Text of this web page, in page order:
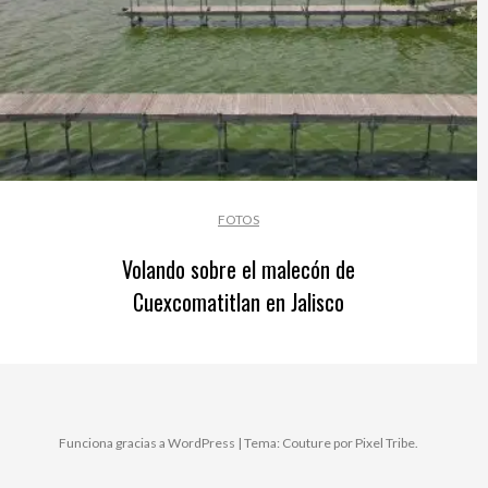
FOTOS
Volando sobre el malecón de
Cuexcomatitlan en Jalisco
Funciona gracias a WordPress | Tema: Couture por Pixel Tribe